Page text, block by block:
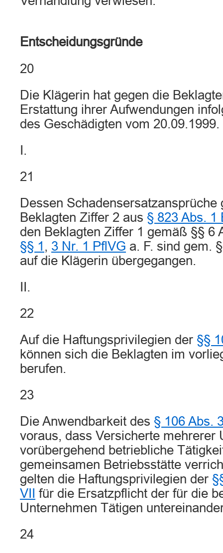
Entscheidungsgründe
20
Die Klägerin hat gegen die
Erstattung ihrer Aufwendungen
des Geschädigten vom 20.09.1999.
I.
21
Dessen Schadensersatzansprüche
Beklagten Ziffer 2 aus § 823 Abs. 1
den Beklagten Ziffer 1 gemäß §§ 6
§§ 1 , 3 Nr. 1 PflVG a. F. sind gem.
auf die Klägerin übergegangen.
II.
22
Auf die Haftungsprivilegien der §§
können sich die Beklagten im
berufen.
23
Die Anwendbarkeit des § 106 Abs.
voraus, dass Versicherte mehrerer
vorübergehend betriebliche
gemeinsamen Betriebsstätte
gelten die Haftungsprivilegien der
VII
für die Ersatzpflicht der für die
Unternehmen Tätigen
24